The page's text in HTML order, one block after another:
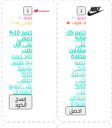
i
جديد ✨
لا تفوت 🔥
خصم 25-
50%
على
ستايلات
مختارة
خصم
نايكي
بقيمة
حتى
50%
على
منتجات
مختارة
احصل
i
جديد ✨
نوصي به ⭐
خصم 10%
إضافي
على أول
طلب
كود خصم
نيو بالانس
بقيمة
10%
إضافي
على جميع
المنتجات
إِنسخ
الكود